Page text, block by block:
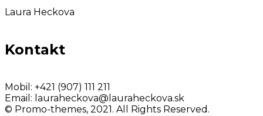
Laura Heckova
Kontakt
Mobil: +421 (907) 111 211
Email: lauraheckova@lauraheckova.sk
© Promo-themes, 2021. All Rights Reserved.